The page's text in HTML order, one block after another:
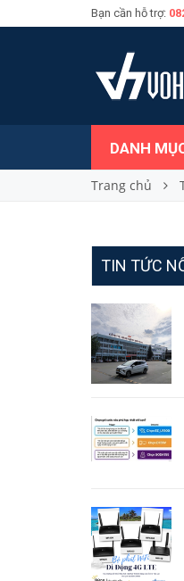
Bạn cần hỗ trợ:
DANH
Trang chủ
TIN TỨC